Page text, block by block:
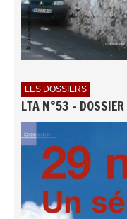
LES DOSSIERS
LTA N°53 -